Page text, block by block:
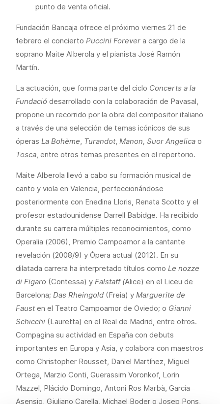
punto de venta oficial.
Fundación Bancaja ofrece el próximo viernes 21 de
febrero el concierto Puccini Forever a cargo de la
soprano Maite Alberola y el pianista José Ramón
Martín.
La actuación, que forma parte del ciclo Concerts a la
Fundació desarrollado con la colaboración de Pavasal,
propone un recorrido por la obra del compositor italiano
a través de una selección de temas icónicos de sus
óperas La Bohème, Turandot, Manon, Suor Angelica o
Tosca, entre otros temas presentes en el repertorio.
Maite Alberola llevó a cabo su formación musical de
canto y viola en Valencia, perfeccionándose
posteriormente con Enedina Lloris, Renata Scotto y el
profesor estadounidense Darrell Babidge. Ha recibido
durante su carrera múltiples reconocimientos, como
Operalia (2006), Premio Campoamor a la cantante
revelación (2008/9) y Ópera actual (2012). En su
dilatada carrera ha interpretado títulos como Le nozze
di Figaro (Contessa) y Falstaff (Alice) en el Liceu de
Barcelona; Das Rheingold (Freia) y Marguerite de
Fausten el Teatro Campoamor de Oviedo; o Gianni
Schicchi (Lauretta) en el Real de Madrid, entre otros.
Compagina su actividad en España con debuts
importantes en Europa y Asia, y colabora con maestros
como Christopher Rousset, Daniel Martínez, Miguel
Ortega, Marzio Conti, Guerassim Voronkof, Lorin
Mazzel, Plácido Domingo, Antoni Ros Marbà, García
Asensio, Giuliano Carella, Michael Boder o Josep Pons,